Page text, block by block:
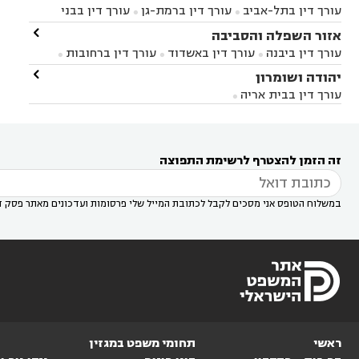
עורך דין בתל-אביב  עורך דין ברמת-גן 
עורך דין בבני
ברק עורך דין בפתח תקווה עורך דין בראשון לציון
עורך דין ברחובות עורך דין בנס ציונה
במודיעין
עורך דין בהרצליה עורך דין בחולון
עורך
דין בקרית אונו
אונו
עורך דין בבת ים
דין בשוהם 
אזור השפלה והסביבה
עורך דין ביבנה  עורך דין באשדוד  עורך דין ברחובות 
עורך דין בראשון לציון עורך דין במודיעין
עורך דין
בבאר יעקב
עורך דין בגדרה

יהודה ושומרון
עורך דין בבית אריה 

זה הזמן להצטרף לרשימת התפוצה
במשלוח הטופס אני מסכים לקבל לכתובת המייל שלי פרסומות ועדכונים מאתר פסק
ראשי
תחומי משפט במגזין